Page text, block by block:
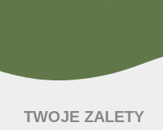
TWOJE ZALETY